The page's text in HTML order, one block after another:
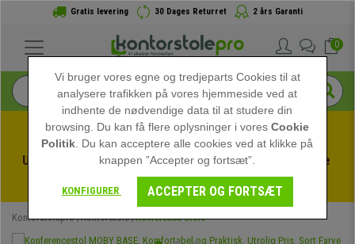
Gratis levering 30 Dages Returret 2 års Garanti
0
Udnyt sommerudsalget hos kontorstolepro! Eksklusive
rabatter i en begrænset periode - Se tilbuddet
Kontorstolepro Kontorstole Konference Stole
Vi bruger vores egne og tredjeparts Cookies til at
analysere trafikken på vores hjemmeside ved at
indhente de nødvendige data til at studere din
browsing. Du kan få flere oplysninger i voresCookie
Politik . Du kan acceptere alle cookies ved at klikke på
knappen ”Accepter og fortsæt”.
KONFIGURER ACCEPTER OG FORTSÆT